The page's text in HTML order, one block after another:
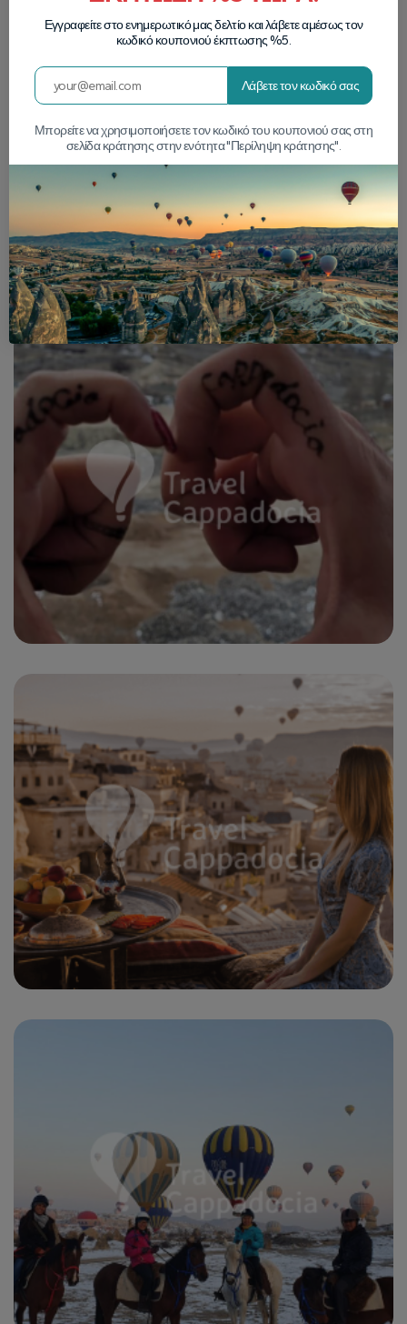
Εγγραφείτε στο ενημερωτικό μας δελτίο και λάβετε αμέσως τον
κωδικό κουπονιού έκπτωσης %5.
Λάβετε τον κωδικό σας
Μπορείτε να χρησιμοποιήσετε τον κωδικό του κουπονιού σας στη
σελίδα κράτησης στην ενότητα "Περίληψη κράτησης".